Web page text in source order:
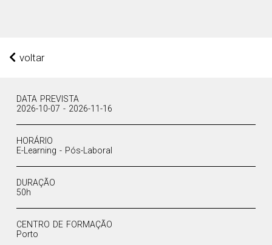
voltar
DATA PREVISTA
2026-10-07 - 2026-11-16
HORÁRIO
E-Learning - Pós-Laboral
DURAÇÃO
50h
CENTRO DE FORMAÇÃO
Porto